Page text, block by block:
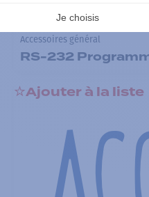
Accessoires général
RS-232
Ajouter à la liste